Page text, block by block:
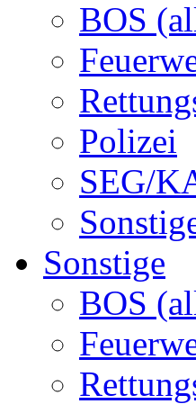
BOS
Polizei
SEG/
Sonstige
BOS